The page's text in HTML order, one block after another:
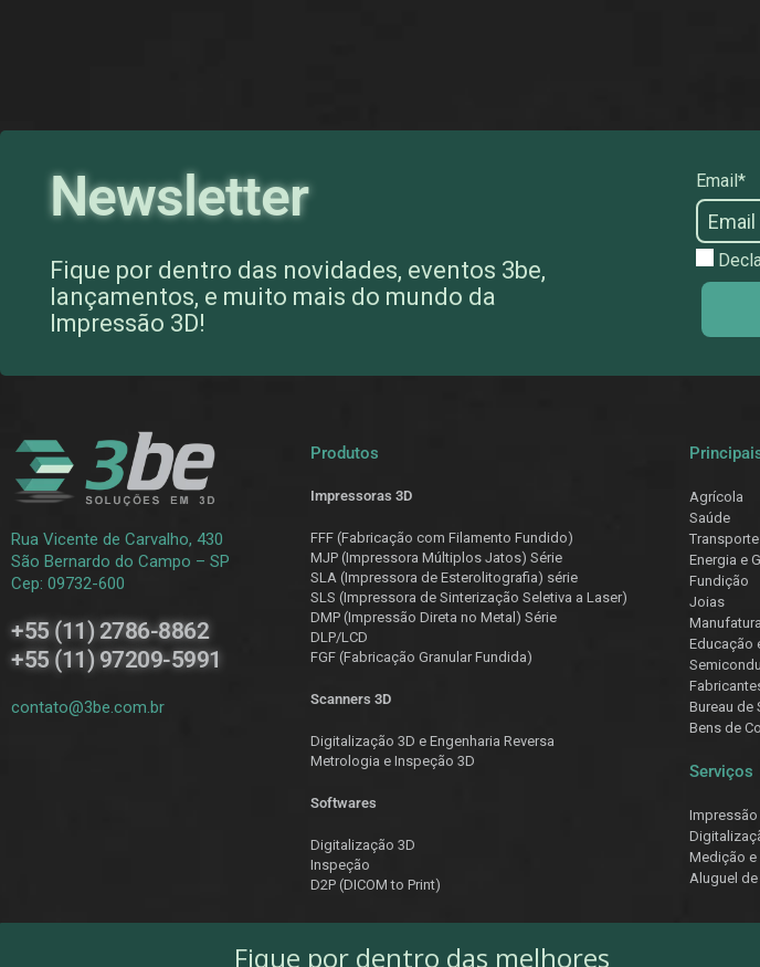
Fique por dentro das melhores
Newsletter
Fique por dentro das novidades, eventos 3be,
lançamentos, e muito mais do mundo da
Impressão 3D!
Email*
Rua Vicente de Carvalho, 430
São Bernardo do Campo – SP
Cep: 09732-600
+55 (11) 2786-8862
+55 (11) 97209-5991
contato@3be.com.br
Produtos
Impressoras 3D
FFF (Fabricação com Filamento Fundido)
MJP (Impressora Múltiplos Jatos) Série
SLA (Impressora de Esterolitografia) série
SLS (Impressora de Sinterização Seletiva a Laser)
DMP (Impressão Direta no Metal) Série
DLP/LCD
FGF (Fabricação Granular Fundida)
Scanners 3D
Digitalização 3D e Engenharia Reversa
Metrologia e Inspeção 3D
Softwares
Digitalização 3D
Inspeção
D2P (DICOM to Print)
Agrícola
Saúde
Transporte
Energia e
Fundição
Joias
Educação
Bureau de
Bens de
Serviços
Impressão
Medição e
Aluguel